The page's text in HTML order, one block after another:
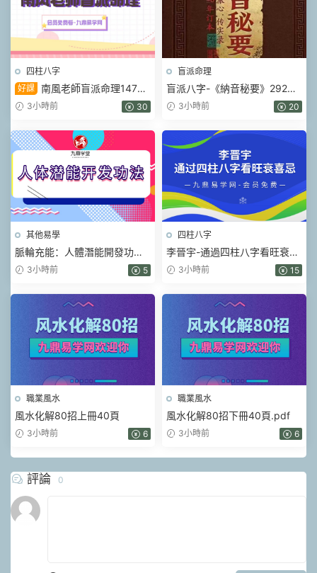
四柱八字
好課 南風老師盲派命理147集
視頻3小時前 30
盲派命理
盲派八字-《納音秘要》292頁–
A5銅版封皮.pdf
3小時前 20
其他易學
脈輪充能：人體潛能開發功法
開啓三眼松果體密訓課 視頻2
3小時前 5
四柱八字
李晉宇-通過四柱八字看旺衰喜
忌的獨門絕技 一集視頻
3小時前 15
職業風水
風水化解80招上冊40頁
3小時前 6
職業風水
風水化解80招下冊40頁.pdf
3小時前 6
評論 0